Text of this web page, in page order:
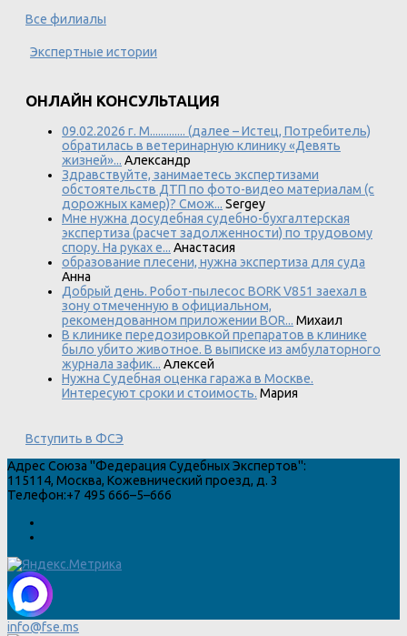
Все филиалы
Экспертные истории
ОНЛАЙН КОНСУЛЬТАЦИЯ
09.02.2026 г. М............. (далее – Истец, Потребитель)
обратилась в ветеринарную клинику «Девять
жизней»... Александр
Здравствуйте, занимаетесь экспертизами
обстоятельств ДТП по фото-видео материалам (с
дорожных камер)? Смож... Sergey
Мне нужна досудебная судебно-бухгалтерская
экспертиза (расчет задолженности) по трудовому
спору. На руках е... Анастасия
образование плесени, нужна экспертиза для суда
Анна
Добрый день. Робот-пылесос BORK V851 заехал в
зону отмеченную в официальном,
рекомендованном приложении BOR... Михаил
В клинике передозировкой препаратов в клинике
было убито животное. В выписке из амбулаторного
журнала зафик... Алексей
Нужна Судебная оценка гаража в Москве.
Интересуют сроки и стоимость. Мария
Вступить в ФСЭ
Адрес Союза "Федерация Судебных Экспертов":
115114, Москва, Кожевнический проезд, д. 3
Телефон:+7 495 666–5–666
info@fse.ms